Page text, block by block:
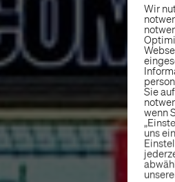
Wir
Sie
wenn
uns